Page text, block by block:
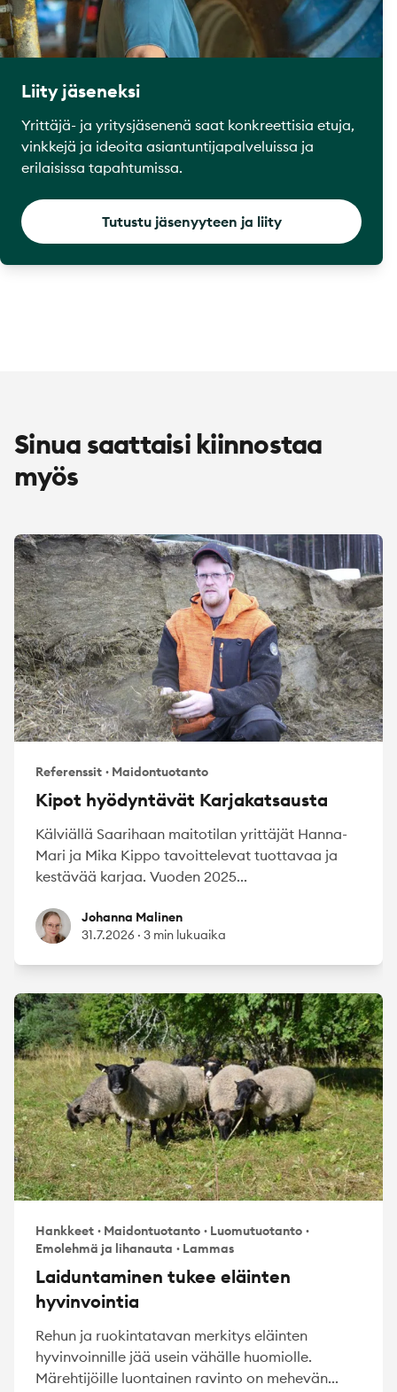
Liity jäseneksi
Yrittäjä- ja yritysjäsenenä saat konkreettisia etuja,
vinkkejä ja ideoita asiantuntijapalveluissa ja
erilaisissa tapahtumissa.
Tutustu jäsenyyteen ja liity
Sinua saattaisi kiinnostaa
myös
Referenssit · Maidontuotanto
Kipot hyödyntävät Karjakatsausta
Kälviällä Saarihaan maitotilan yrittäjät Hanna-
Mari ja Mika Kippo tavoittelevat tuottavaa ja
kestävää karjaa. Vuoden 2025...
Johanna Malinen
Johanna Malinen
31.7.2026 · 3 min lukuaika
Hankkeet · Maidontuotanto · Luomutuotanto ·
Emolehmä ja lihanauta · Lammas
Laiduntaminen tukee eläinten
hyvinvointia
Rehun ja ruokintatavan merkitys eläinten
hyvinvoinnille jää usein vähälle huomiolle.
Märehtijöille luontainen ravinto on mehevän...